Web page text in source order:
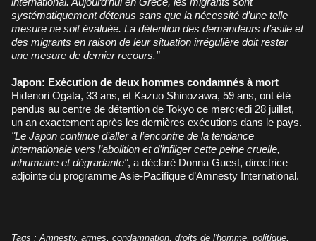
systématiquement détenus sans que la nécessité d’une telle
mesure ne soit évaluée. La détention des demandeurs d’asile et
des migrants en raison de leur situation irrégulière doit rester
une mesure de dernier recours."
Japon: Exécution de deux hommes condamnés à mort
Hidenori Ogata, 33 ans, et Kazuo Shinozawa, 59 ans, ont été
pendus au centre de détention de Tokyo ce mercredi 28 juillet,
un an exactement après les dernières exécutions dans le pays.
"Le Japon continue d’aller à l’encontre de la tendance
internationale vers l’abolition et d’infliger cette peine cruelle,
inhumaine et dégradante", a déclaré Donna Guest, directrice
adjointe du programme Asie-Pacifique d’Amnesty International.
Tags : Amnesty, armes condamnation droits de l'homme politique